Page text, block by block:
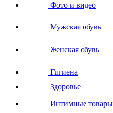
Фото и видео
Мужская обувь
Женская обувь
Гигиена
Здоровье
Интимные товары